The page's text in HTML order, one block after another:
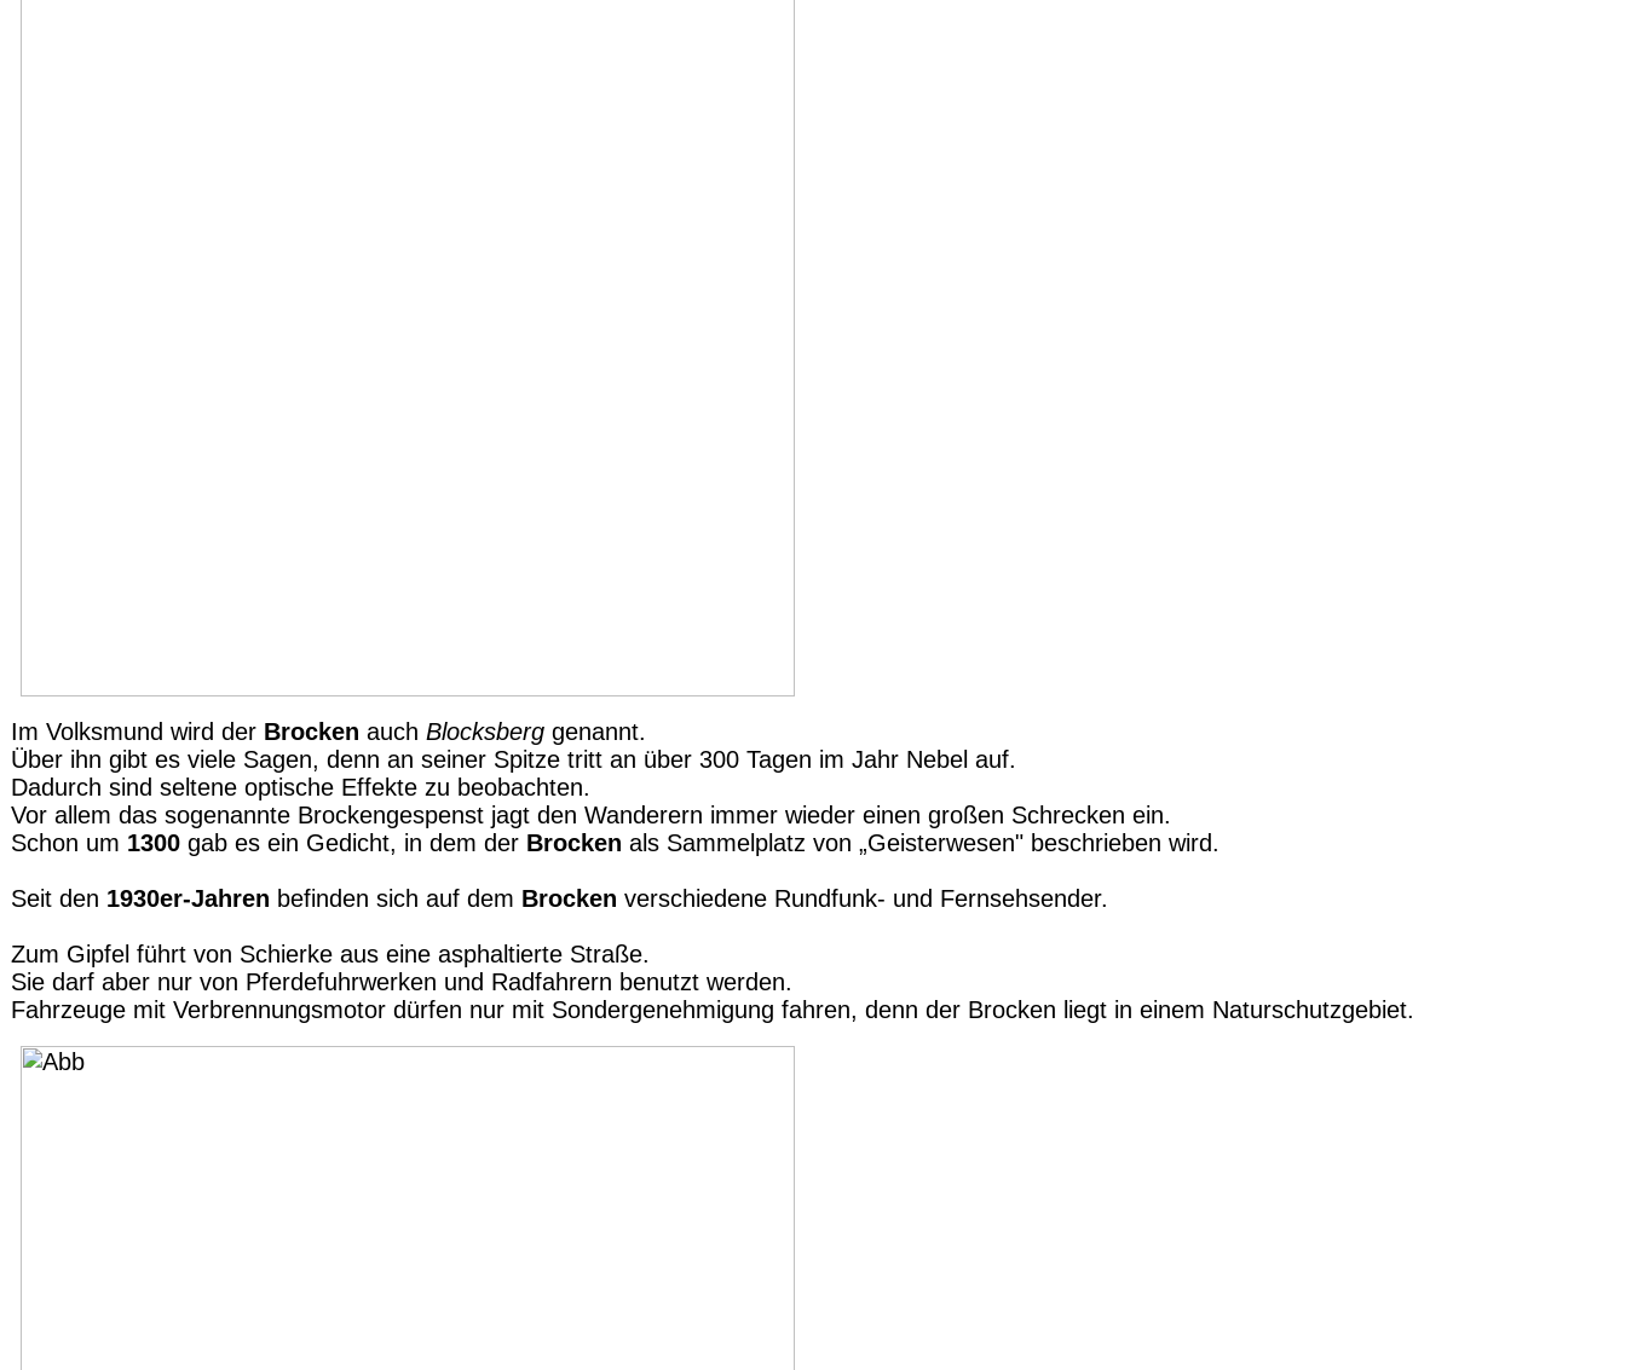
Im Volksmund wird der Brocken auch Blocksberg genannt.
Über ihn gibt es viele Sagen, denn an seiner Spitze tritt an über 300 Tagen im Jahr Nebel auf.
Dadurch sind seltene optische Effekte zu beobachten.
Vor allem das sogenannte Brockengespenst jagt den Wanderern immer wieder einen großen Schrecken ein.
Schon um 1300 gab es ein Gedicht, in dem der Brocken als Sammelplatz von „Geisterwesen" beschrieben wird.
Seit den 1930er-Jahren befinden sich auf dem Brocken verschiedene Rundfunk- und Fernsehsender.
Zum Gipfel führt von Schierke aus eine asphaltierte Straße.
Sie darf aber nur von Pferdefuhrwerken und Radfahrern benutzt werden.
Fahrzeuge mit Verbrennungsmotor dürfen nur mit Sondergenehmigung fahren, denn der Brocken liegt in einem Naturschutzgebiet.